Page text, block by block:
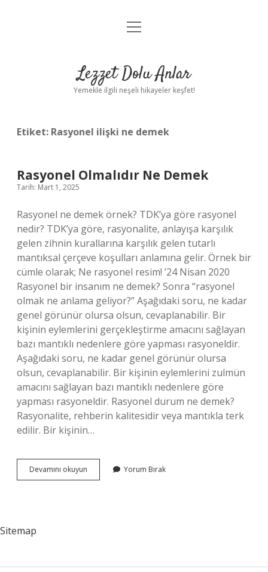
Anasayfa
Yasal Uyarı
menüyü
Lezzet Dolu Anlar
Yemekle ilgili neşeli hikayeler keşfet!
Etiket: Rasyonel ilişki ne demek
Rasyonel Olmalıdır Ne Demek
Tarih: Mart 1, 2025
Rasyonel ne demek örnek? TDK’ya göre rasyonel
nedir? TDK’ya göre, rasyonalite, anlayışa karşılık
gelen zihnin kurallarına karşılık gelen tutarlı
mantıksal çerçeve koşulları anlamına gelir. Örnek bir
cümle olarak; Ne rasyonel resim! ’24 Nisan 2020
Rasyonel bir insanım ne demek? Sonra “rasyonel
olmak ne anlama geliyor?” Aşağıdaki soru, ne kadar
genel görünür olursa olsun, cevaplanabilir. Bir
kişinin eylemlerini gerçekleştirme amacını sağlayan
bazı mantıklı nedenlere göre yapması rasyoneldir.
Aşağıdaki soru, ne kadar genel görünür olursa
olsun, cevaplanabilir. Bir kişinin eylemlerini zulmün
amacını sağlayan bazı mantıklı nedenlere göre
yapması rasyoneldir. Rasyonel durum ne demek?
Rasyonalite, rehberin kalitesidir veya mantıkla terk
edilir. Bir kişinin…
Devamını okuyun Rasyonel
Olmalıdır
Yorum Bırak
Sitemap